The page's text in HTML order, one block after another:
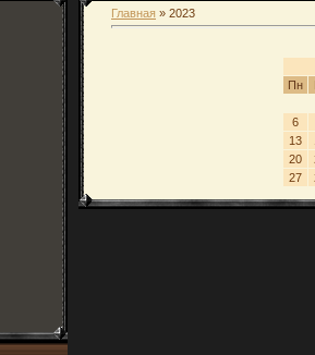
Главная » 2023
Пн
6
13
20
27